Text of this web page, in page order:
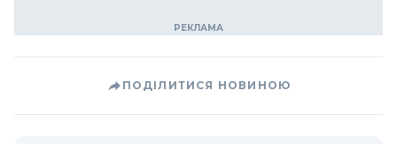
ПОДІЛИТИСЯ НОВИНОЮ